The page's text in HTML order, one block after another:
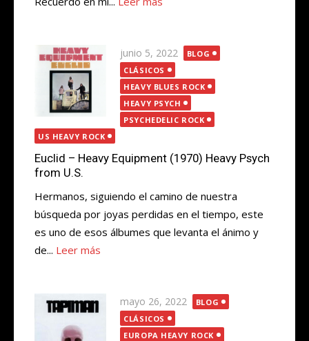
Publicada
el
junio 5, 2022
BLOG
CLÁSICOS
HEAVY BLUES ROCK
HEAVY PSYCH
PSYCHEDELIC ROCK
US HEAVY ROCK
Euclid – Heavy Equipment (1970) Heavy Psych
from U.S.
Hermanos, siguiendo el camino de nuestra
búsqueda por joyas perdidas en el tiempo, este
es uno de esos álbumes que levanta el ánimo y
de... Leer más
Publicada
el
mayo 26, 2022
BLOG
CLÁSICOS
EUROPA HEAVY ROCK